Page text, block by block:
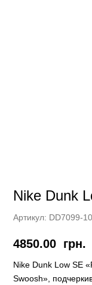
Nike Dunk
Артикул: DD7099-
4850.00 грн.
Nike Dunk Low SE
Swoosh»,